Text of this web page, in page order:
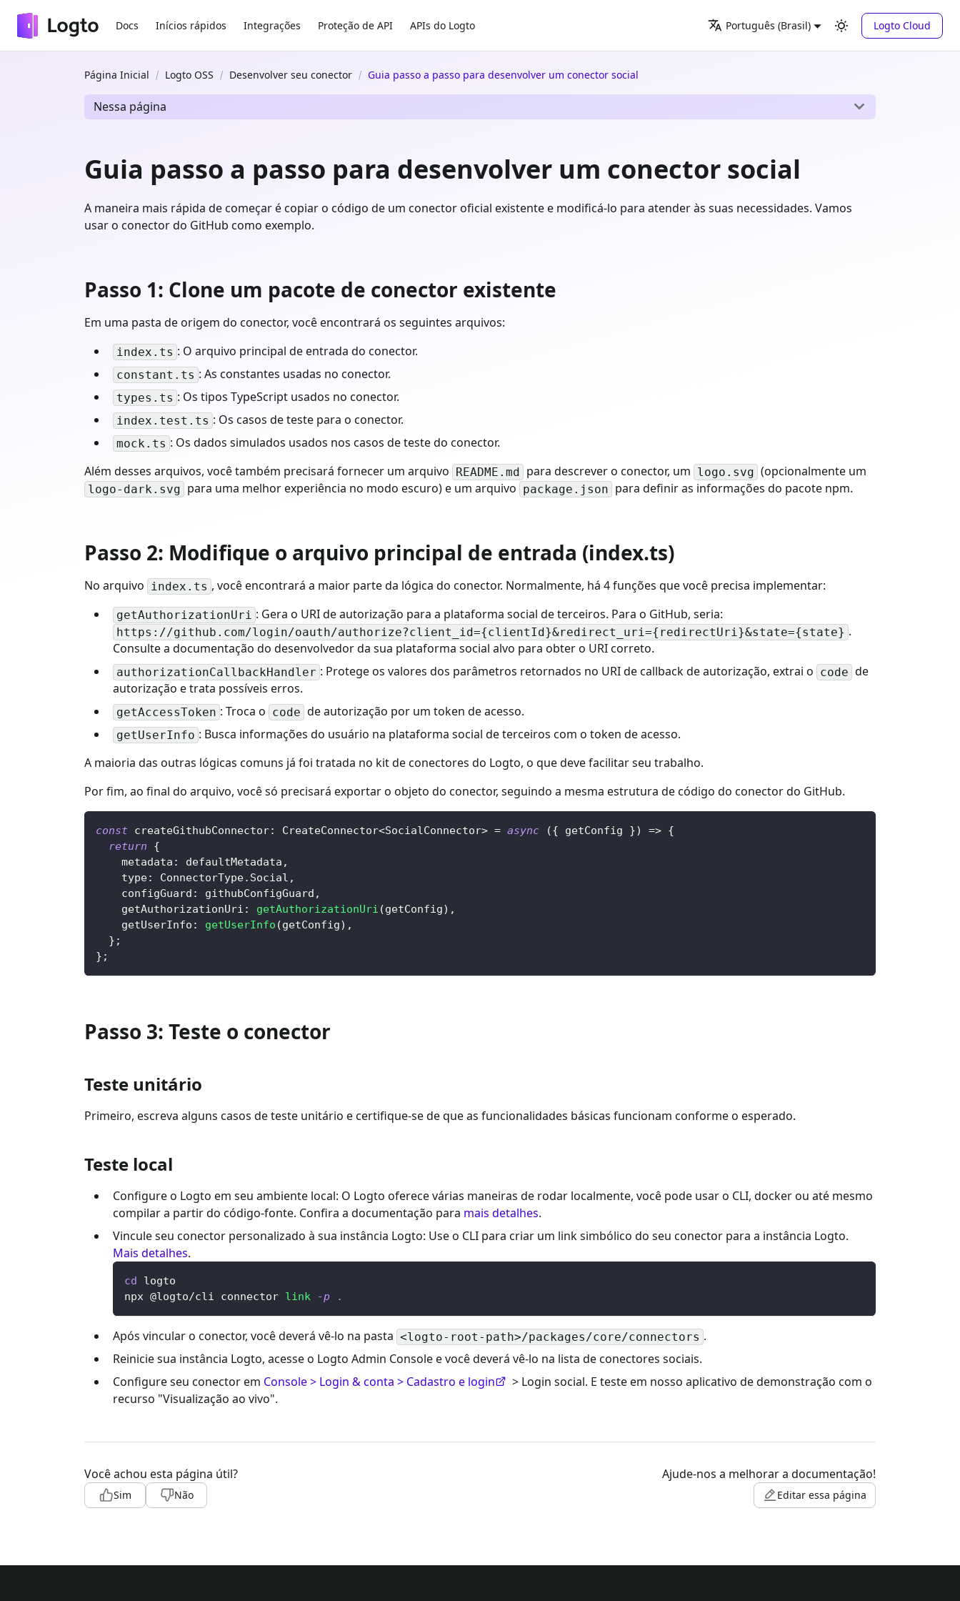
Docs Inícios rápidos Integrações Proteção de API APIs do Logto Português (Brasil) Logto Cloud
Página Inicial Logto OSS Desenvolver seu conector Guia passo a passo para desenvolver um conector social
Nessa página
Guia passo a passo para desenvolver um conector social
A maneira mais rápida de começar é copiar o código de um conector oficial existente e modificá-lo para atender às suas necessidades. Vamos
usar o conector do GitHub como exemplo.
Passo 1: Clone um pacote de conector existente
Em uma pasta de origem do conector, você encontrará os seguintes arquivos:
index.ts : O arquivo principal de entrada do conector.
constant.ts : As constantes usadas no conector.
types.ts : Os tipos TypeScript usados no conector.
index.test.ts : Os casos de teste para o conector.
mock.ts : Os dados simulados usados nos casos de teste do conector.
Além desses arquivos, você também precisará fornecer um arquivo README.md para descrever o conector, um logo.svg (opcionalmente um
logo-dark.svg para uma melhor experiência no modo escuro) e um arquivo package.json para definir as informações do pacote npm.
Passo 2: Modifique o arquivo principal de entrada (index.ts)
No arquivo index.ts , você encontrará a maior parte da lógica do conector. Normalmente, há 4 funções que você precisa implementar:
getAuthorizationUri : Gera o URI de autorização para a plataforma social de terceiros. Para o GitHub, seria:
https://github.com/login/oauth/authorize?client_id={clientId}&redirect_uri={redirectUri}&state={state} .
Consulte a documentação do desenvolvedor da sua plataforma social alvo para obter o URI correto.
authorizationCallbackHandler : Protege os valores dos parâmetros retornados no URI de callback de autorização, extrai o code de
autorização e trata possíveis erros.
getAccessToken : Troca o code de autorização por um token de acesso.
getUserInfo : Busca informações do usuário na plataforma social de terceiros com o token de acesso.
A maioria das outras lógicas comuns já foi tratada no kit de conectores do Logto, o que deve facilitar seu trabalho.
Por fim, ao final do arquivo, você só precisará exportar o objeto do conector, seguindo a mesma estrutura de código do conector do GitHub.
const createGithubConnector: CreateConnector<SocialConnector> = async ({ getConfig }) => {
return
{
    metadata
: defaultMetadata ,
    type
: ConnectorType. Social ,
    configGuard
: githubConfigGuard ,
    getAuthorizationUri
: getAuthorizationUri (getConfig) ,
    getUserInfo
: getUserInfo (getConfig) ,
} ;
} ;
Passo 3: Teste o conector
Teste unitário
Primeiro, escreva alguns casos de teste unitário e certifique-se de que as funcionalidades básicas funcionam conforme o esperado.
Teste local
Configure o Logto em seu ambiente local: O Logto oferece várias maneiras de rodar localmente, você pode usar o CLI, docker ou até mesmo
compilar a partir do código-fonte. Confira a documentação para mais detalhes.
Vincule seu conector personalizado à sua instância Logto: Use o CLI para criar um link simbólico do seu conector para a instância Logto.
Mais detalhes.
cd logto
npx @logto/cli connector link -p .
Após vincular o conector, você deverá vê-lo na pasta <logto-root-path>/packages/core/connectors .
Reinicie sua instância Logto, acesse o Logto Admin Console e você deverá vê-lo na lista de conectores sociais.
Configure seu conector em Console > Login & conta > Cadastro e login
> Login social. E teste em nosso aplicativo de demonstração com o
recurso "Visualização ao vivo".
Você achou esta página útil?
Sim Não
Ajude-nos a melhorar a documentação!
Editar essa página